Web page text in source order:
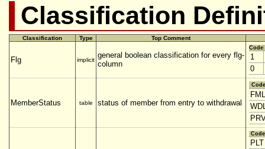
Classification
Classification Type Top Comment
Flg implicit
general boolean classification for every flg-
column
Code
1
0
MemberStatus table status of member from entry to withdrawal
Code
FML
Code
PLT